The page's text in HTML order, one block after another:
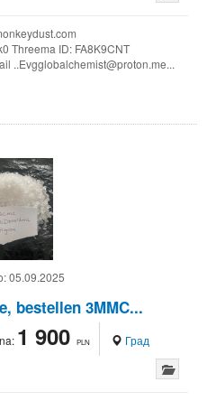
Threema ID: FA8K9CNT
..Evgglobalchemist@proton.me...
05.09.2025
bestellen 3MMC...
1 900 PLN Град